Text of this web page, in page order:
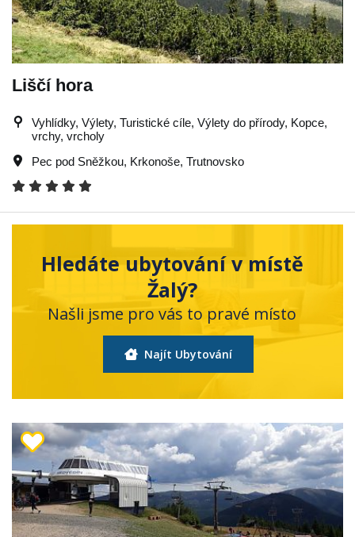
Liščí hora
Vyhlídky, Výlety, Turistické cíle, Výlety do přírody, Kopce,
vrchy, vrcholy
Pec pod Sněžkou, Krkonoše, Trutnovsko
Hledáte ubytování v místě
Žalý?
Našli jsme pro vás to pravé místo
Najít Ubytování